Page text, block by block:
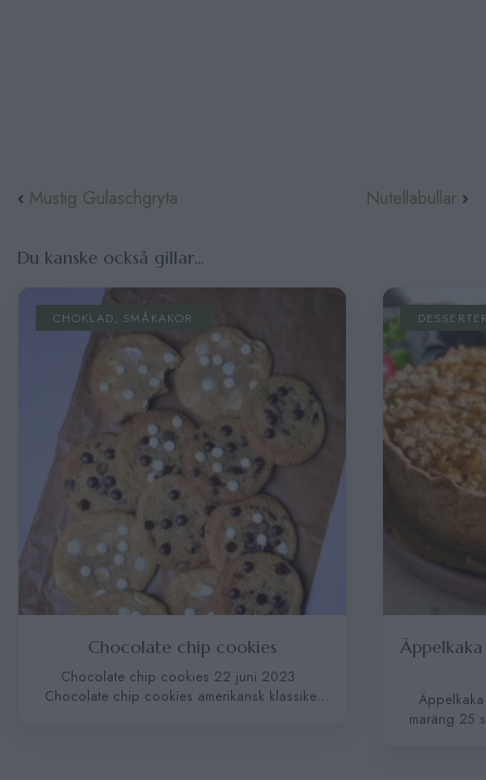
Mustig Gulaschgryta Nutellabullar
Du kanske också gillar...
CHOKLAD, SMÅKAKOR
Chocolate chip cookies
Chocolate chip cookies 22 juni 2023
Chocolate chip cookies amerikansk klassiker
maräng 25